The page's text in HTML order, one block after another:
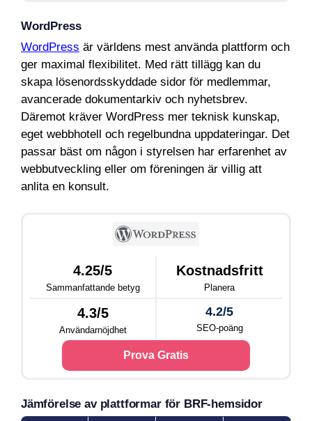
WordPress
WordPress är världens mest använda plattform och
ger maximal flexibilitet. Med rätt tillägg kan du
skapa lösenordsskyddade sidor för medlemmar,
avancerade dokumentarkiv och nyhetsbrev.
Däremot kräver WordPress mer teknisk kunskap,
eget webbhotell och regelbundna uppdateringar. Det
passar bäst om någon i styrelsen har erfarenhet av
webbutveckling eller om föreningen är villig att
anlita en konsult.
4.25/5
Sammanfattande betyg
Kostnadsfritt
Planera
4.3/5
Användarnöjdhet
4.2/5
SEO-poäng
Prova Gratis
Jämförelse av plattformar för BRF-hemsidor